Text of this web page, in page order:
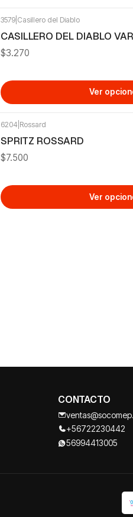
3579| Casillero del Diablo
CASILLERO DEL DIABLO
$3.270
Ver
6204 Rossard
SPRITZ ROSSARD
$7.500
Ver
CONTACTO
+56722230442
56994413005